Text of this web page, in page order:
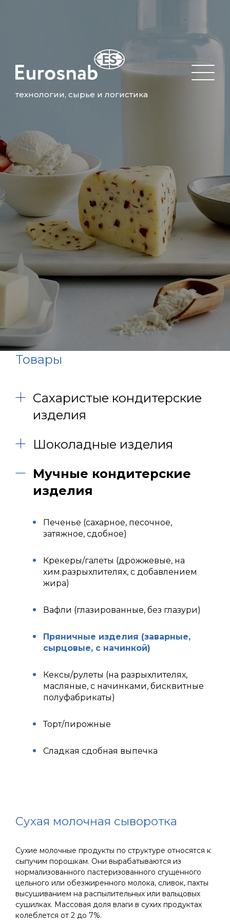
технологии, сырье и логистика
Товары
Сахаристые кондитерские
изделия
Шоколадные изделия
Мучные кондитерские
изделия
Печенье (сахарное, песочное,
затяжное, сдобное)
Крекеры/галеты (дрожжевые, на
хим.разрыхлителях, с добавлением
жира)
Вафли (глазированные, без глазури)
Пряничные изделия (заварные,
сырцовые, с начинкой)
Кексы/рулеты (на разрыхлителях,
масляные, с начинками, бисквитные
полуфабрикаты)
Торт/пирожные
Сладкая сдобная выпечка
Сухая молочная сыворотка
Сухие молочные продукты по структуре относятся к
сыпучим порошкам. Они вырабатываются из
нормализованного пастеризованного сгущенного
цельного или обезжиренного молока, сливок, пахты
высушиванием на распылительных или вальцовых
сушилках. Массовая доля влаги в сухих продуктах
колеблется от 2 до 7%.